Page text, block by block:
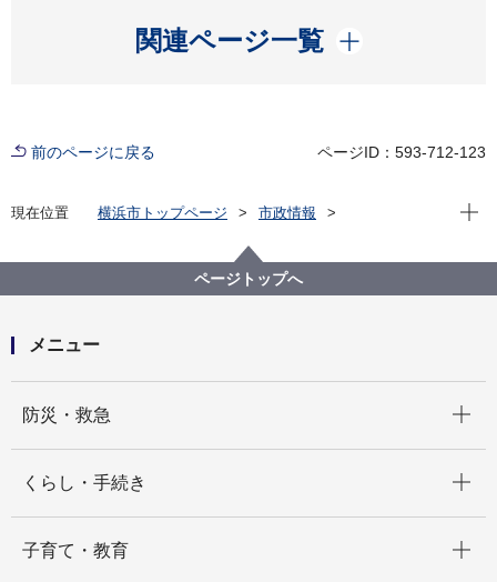
関連ページ一覧
開く
前のページに戻る ページID：593-712-123
現在位置 横浜市トップページ
市政情報
【記者発表】横浜市出身力士として22年ぶりの関取と
なることが決定した荒篤山が林市長を訪問します！
現在
ページトップへ
メニュー
防災・救急
くらし・手続き
子育て・教育